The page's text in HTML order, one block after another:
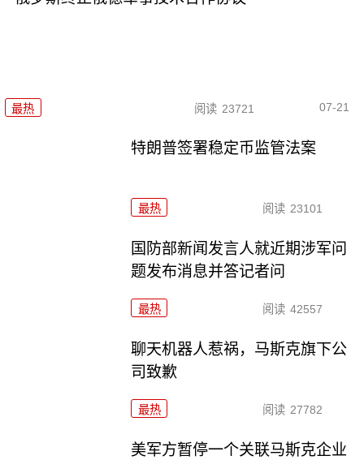
最热 阅读 23721 07-21
特朗普签署稳定币监管法案
最热 阅读 23101
国防部新闻发言人就近期涉军问
题发布消息并答记者问
最热 阅读 42557
聊天机器人惹祸，马斯克旗下公
司致歉
最热 阅读 27782
美军方暂停一个关联马斯克企业